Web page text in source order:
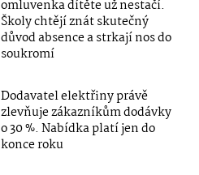
omluvenka dítěte už nestačí.
Školy chtějí znát skutečný
důvod absence a strkají nos do
soukromí
Dodavatel elektřiny právě
zlevňuje zákazníkům dodávky
o 30 %. Nabídka platí jen do
konce roku